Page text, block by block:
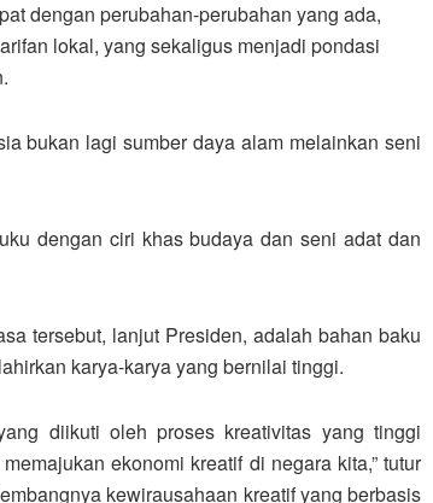
dengan perubahan-perubahan yang ada,
lokal, yang sekaligus menjadi pondasi
bukan lagi sumber daya alam melainkan seni
dengan ciri khas budaya dan seni adat dan
tersebut, lanjut Presiden, adalah bahan baku
karya-karya yang bernilai tinggi.
diikuti oleh proses kreativitas yang tinggi
ekonomi kreatif di negara kita,” tutur
kewirausahaan kreatif yang berbasis